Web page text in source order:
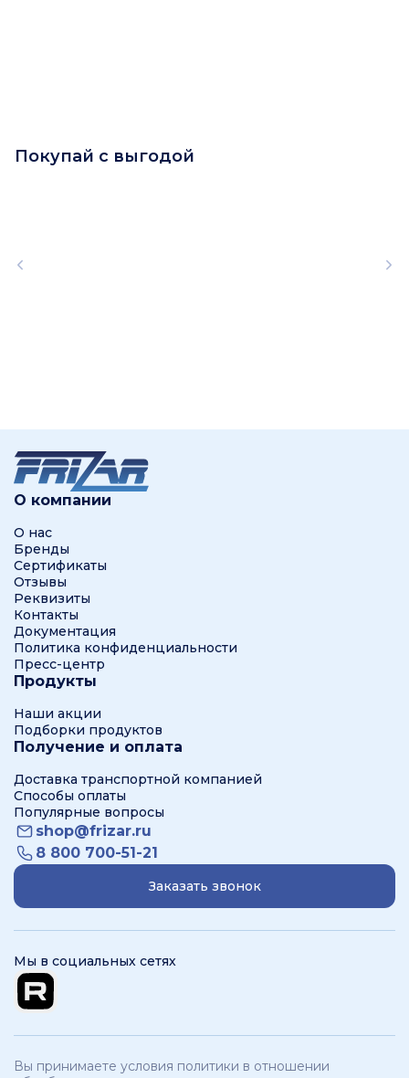
Покупай с выгодой
О компании
О нас
Бренды
Сертификаты
Отзывы
Реквизиты
Контакты
Документация
Политика конфиденциальности
Пресс-центр
Продукты
Наши акции
Подборки продуктов
Получение и оплата
Доставка транспортной компанией
Способы оплаты
Популярные вопросы
shop@frizar.ru
8 800 700-51-21
Заказать звонок
Мы в социальных сетях
Вы принимаете условия политики в отношении